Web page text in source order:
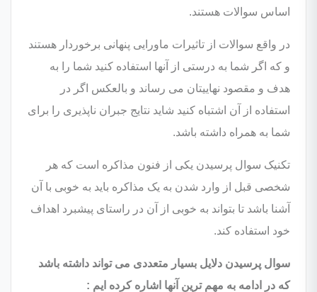
اساس سوالات هستند.
در واقع سوالات از تاثیرات ماورایی پنهانی برخوردار هستند
و که اگر شما به درستی از آنها استفاده کنید شما را به
هدف و مقصود نهاییتان می رساند و بالعکس اگر در
استفاده از آن اشتباه کنید شاید نتایج جبران ناپذیری را برای
شما به همراه داشته باشد.
تکنیک سوال پرسیدن یکی از فنون مذاکره است که هر
شخصی قبل از وارد شدن به یک مذاکره باید به خوبی با آن
آشنا باشد تا بتواند به خوبی از آن در راستای پیشبرد اهداف
خود استفاده کند.
سوال پرسیدن دلایل بسیار متعددی می تواند داشته باشد
که در ادامه به مهم ترین آنها اشاره کرده ایم :